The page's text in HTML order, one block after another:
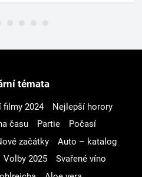
témata
filmy 2024
Nejlepší horory
času Partie
Počasí
začátky
Auto – katalog
Volby 2025
Svařené víno